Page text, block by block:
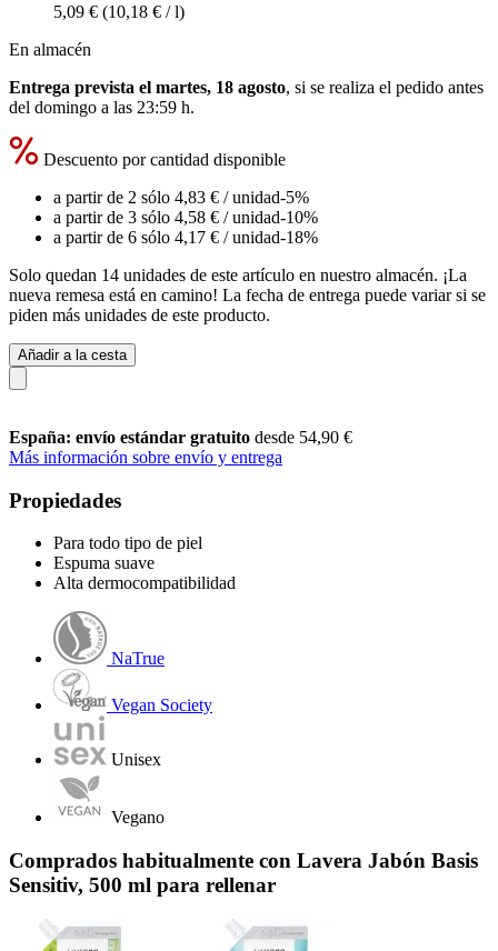
5,09 € (10,18 € / l)
En almacén
Entrega prevista el martes, 18 agosto, si se realiza el pedido antes
del domingo a las 23:59 h.
Descuento por cantidad disponible
a partir de 2 sólo 4,83 € / unidad-5%
a partir de 3 sólo 4,58 € / unidad-10%
a partir de 6 sólo 4,17 € / unidad-18%
Solo quedan 14 unidades de este artículo en nuestro almacén. ¡La
nueva remesa está en camino! La fecha de entrega puede variar si se
piden más unidades de este producto.
Añadir a la cesta
España: envío estándar gratuito desde 54,90 €
Más información sobre envío y entrega
Propiedades
Para todo tipo de piel
Espuma suave
Alta dermocompatibilidad
NaTrue
Vegan Society
Unisex
Vegano
Comprados habitualmente con Lavera Jabón Basis
Sensitiv, 500 ml para rellenar